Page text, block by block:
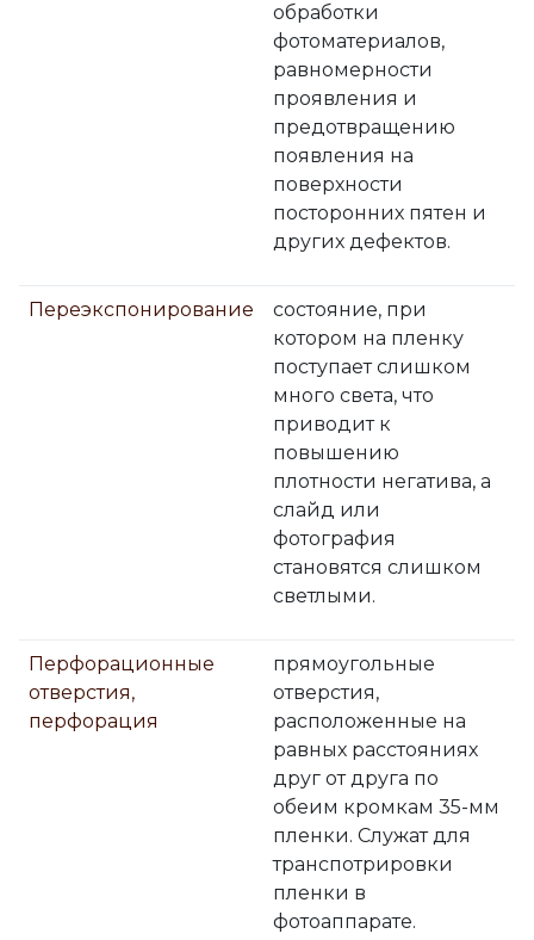
обработки
фотоматериалов,
равномерности
проявления и
предотвращению
появления на
поверхности
посторонних пятен и
других дефектов.
Переэкспонирование
состояние, при
котором на пленку
поступает слишком
много света, что
приводит к
повышению
плотности негатива, а
слайд или
фотография
становятся слишком
светлыми.
Перфорационные
отверстия,
перфорация
прямоугольные
отверстия,
расположенные на
равных расстояниях
друг от друга по
обеим кромкам 35-мм
пленки. Служат для
транспотрировки
пленки в
фотоаппарате.